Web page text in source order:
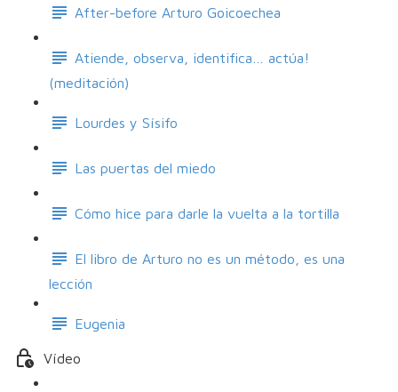
After-before Arturo Goicoechea
Atiende, observa, identifica… actúa!
(meditación)
Lourdes y Sísifo
Las puertas del miedo
Cómo hice para darle la vuelta a la tortilla
El libro de Arturo no es un método, es una
lección
Eugenia
Vídeo